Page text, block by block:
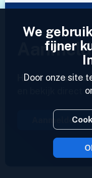
Heeft u al een
en bekijk direct
Aanmelden
We
fijner
Door onze site